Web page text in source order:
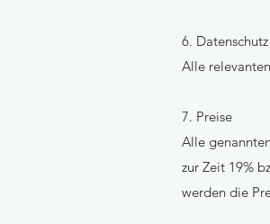
6. Datenschutz
Alle
7. Preise
Alle
zur Zeit 19%
werden die